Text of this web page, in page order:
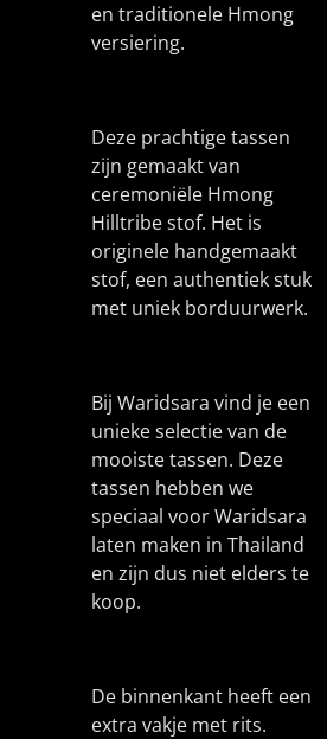
en traditionele Hmong
versiering.
Deze prachtige tassen
zijn gemaakt van
ceremoniële Hmong
Hilltribe stof. Het is
originele handgemaakt
stof, een authentiek stuk
met uniek borduurwerk.
Bij Waridsara vind je een
unieke selectie van de
mooiste tassen. Deze
tassen hebben we
speciaal voor Waridsara
laten maken in Thailand
en zijn dus niet elders te
koop.
De binnenkant heeft een
extra vakje met rits.